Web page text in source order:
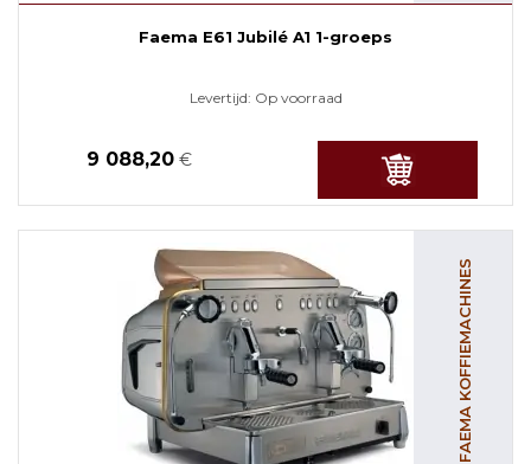
Faema E61 Jubilé A1 1-groeps
Levertijd: Op voorraad
9 088,20 €
FAEMA KOFFIEMACHINES